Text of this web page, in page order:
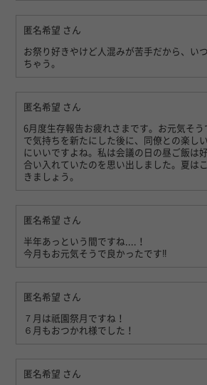
匿名希望 さん
お祭り好きやけど人混みが苦手だから、い
ちゃう。
匿名希望 さん
6月度生存報告お疲れさまです。お元気そ
で気持ちを新たにした後に、同僚との楽し
にいいですよね。私は会議の日の昼ご飯は
合い入れていたのを思い出しました。夏は
きましょう。
匿名希望 さん
半年あっという間ですね....！
今月もお元気そうで良かったです‼
匿名希望 さん
７月は祇園祭月ですね！
６月もおつかれ様でした！
匿名希望 さん